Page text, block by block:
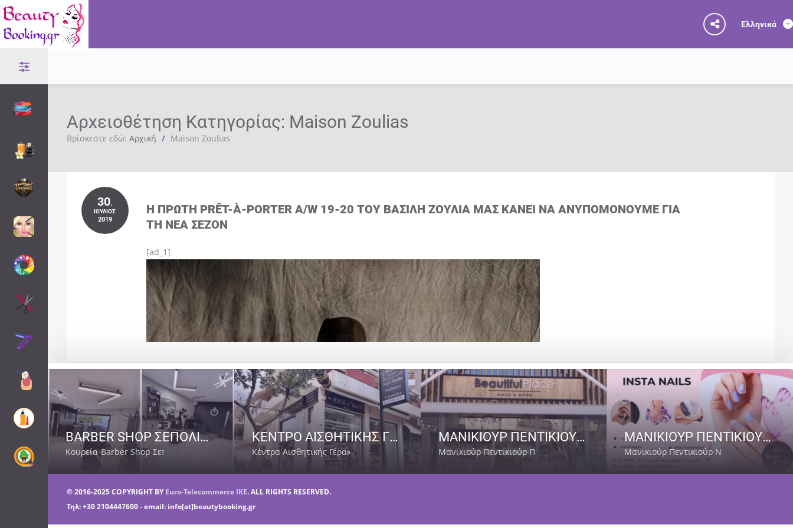
Ελληνικά
Αρχειοθέτηση Κατηγορίας: Maison Zoulias
Βρίσκεστε εδώ: Αρχική / Maison Zoulias
30.
ΙΟΎΛΙΟΣ
2019
Η ΠΡΏΤΗ PRÊT-À-PORTER A/W 19-20 ΤΟΥ ΒΑΣΊΛΗ ΖΟΎΛΙΑ ΜΑΣ ΚΆΝΕΙ ΝΑ ΑΝΥΠΟΜΟΝΟΎΜΕ ΓΙΑ
ΤΗ ΝΈΑ ΣΕΖΌΝ
[ad_1]
BARBER SHOP ΣΕΠΟΛΙΑ ΑΘΗΝΑ | BARBER SENPAI
Κουρεία-Barber Shop Σεπόλια
ΚΕΝΤΡΟ ΑΙΣΘΗΤΙΚΗΣ ΓΕΡΑΚΑΣ | THE HOUSE OF BEAUTY-GEORGIA
Κέντρα Αισθητικής Γέρακας Αττικής
ΜΑΝΙΚΙΟΥΡ ΠΕΝΤΙΚΙΟΥΡ ΠΑΙΑΝΙΑ | BEAUTIFUL PLACE NAILS AND MORE
Μανικιούρ Πεντικιούρ Παιανία
ΜΑΝΙΚΙΟΥΡ ΠΕΝΤΙΚΙΟΥΡ ΠΕΥΚΑΚΙΑ ΝΕΑ ΙΩΝΙΑ | ΑΙΣΘΗΤΙΚΗ INSTA NAILS
Μανικιούρ Πεντικιούρ Νέα Ιωνία
© 2016-2025 COPYRIGHT BYEuro-Telecommerce IKE. ALL RIGHTS RESERVED.
Τηλ: +30 2104447600 - email: info[at]beautybooking.gr